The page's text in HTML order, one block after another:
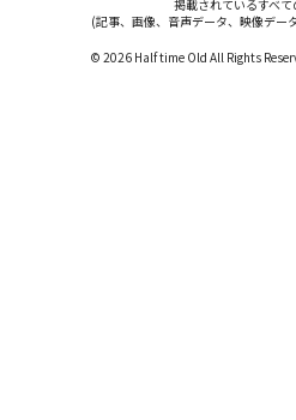
掲載されているすべ
(記事、画像、音声データ、映像デー
© 2026 Half time Old All Rights